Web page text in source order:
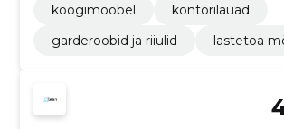
köögimööbel
kontorilauad
garderoobid ja riiulid
lastetoa